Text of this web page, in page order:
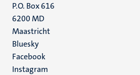
P.O. Box 616
6200 MD
Maastricht
Social
media
Bluesky
Facebook
Instagram